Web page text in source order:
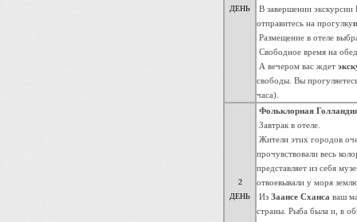
ДЕНЬ
В завершении
отправитесь на прогулку
Размещение в отеле
Свободное время на
А вечером вас ждет
свободы. Вы
часа).
2
ДЕНЬ
Фольклорная
Завтрак в отеле.
Жители этих городов
прочувствовали весь
представляет из себя
отвоевывали у моря
Из Заансе Сханса ваш
страны. Рыба была и, в